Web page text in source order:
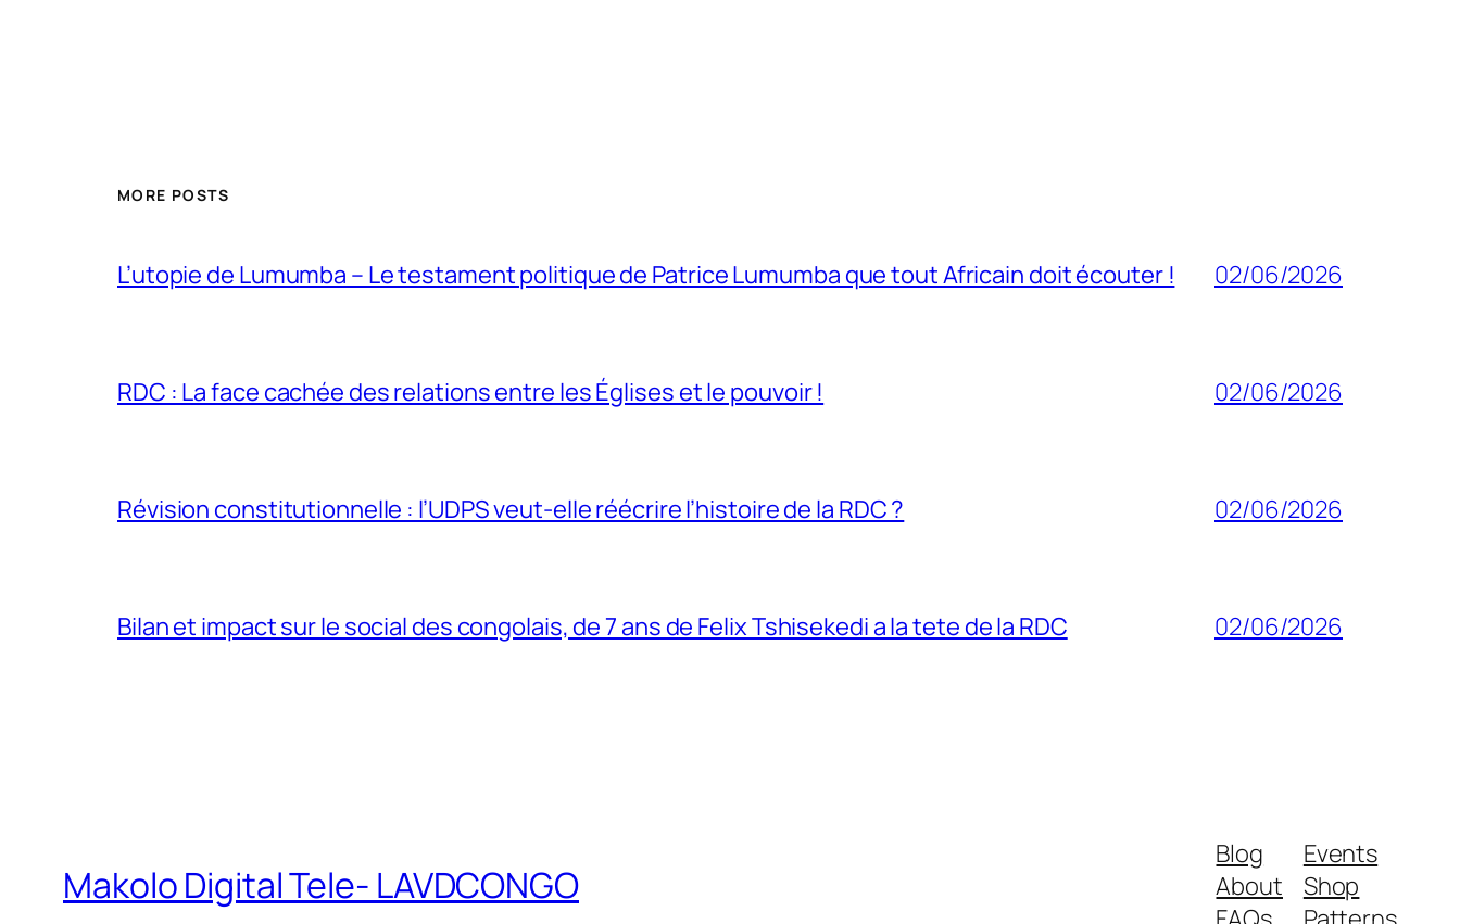
MORE POSTS
L’utopie de Lumumba – Le testament politique de Patrice Lumumba que tout Africain doit écouter ! 02/06/2026
RDC : La face cachée des relations entre les Églises et le pouvoir ! 02/06/2026
Révision constitutionnelle : l’UDPS veut-elle réécrire l’histoire de la RDC ? 02/06/2026
Bilan et impact sur le social des congolais, de 7 ans de Felix Tshisekedi a la tete de la RDC 02/06/2026
Makolo Digital Tele- LAVDCONGO
Blog
About
Events
Shop